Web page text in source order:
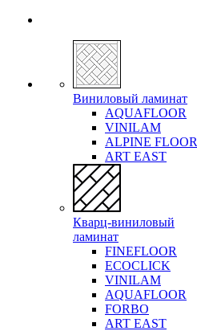
Виниловый ламинат
AQUAFLOOR
VINILAM
ALPINE FLOOR
ART EAST
Кварц-виниловый
ламинат
FINEFLOOR
ECOCLICK
VINILAM
AQUAFLOOR
FORBO
ART EAST